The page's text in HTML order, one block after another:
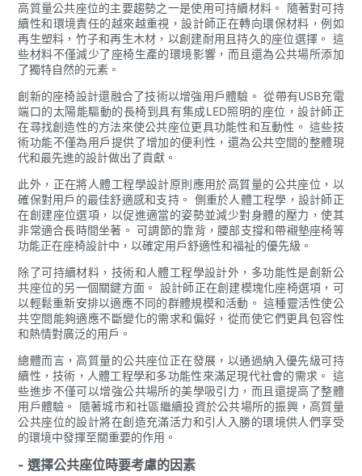
高質量公共座位的主要趨勢之一是使用可持續材料。 隨著對可持
續性和環境責任的越來越重視，設計師正在轉向環保材料，例如
再生塑料，竹子和再生木材，以創建耐用且持久的座位選擇。 這
些材料不僅減少了座椅生產的環境影響，而且還為公共場所添加
了獨特自然的元素。
創新的座椅設計還融合了技術以增強用戶體驗。 從帶有USB充電
端口的太陽能驅動的長椅到具有集成LED照明的座位，設計師正
在尋找創造性的方法來使公共座位更具功能性和互動性。 這些技
術功能不僅為用戶提供了增加的便利性，還為公共空間的整體現
代和最先進的設計做出了貢獻。
此外，正在將人體工程學設計原則應用於高質量的公共座位，以
確保對用戶的最佳舒適感和支持。 側重於人體工程學，設計師正
在創建座位選項，以促進適當的姿勢並減少對身體的壓力，使其
非常適合長時間坐著。 可調節的靠背，腰部支撐和帶襯墊座椅等
功能正在座椅設計中，以確定用戶舒適性和福祉的優先級。
除了可持續材料，技術和人體工程學設計外，多功能性是創新公
共座位的另一個關鍵方面。 設計師正在創建模塊化座椅選項，可
以輕鬆重新安排以適應不同的群體規模和活動。 這種靈活性使公
共空間能夠適應不斷變化的需求和偏好，從而使它們更具包容性
和熱情對廣泛的用戶。
總體而言，高質量的公共座位正在發展，以通過納入優先級可持
續性，技術，人體工程學和多功能性來滿足現代社會的需求。 這
些進步不僅可以增強公共場所的美學吸引力，而且還提高了整體
用戶體驗。 隨著城市和社區繼續投資於公共場所的振興，高質量
公共座位的設計將在創造充滿活力和引人入勝的環境供人們享受
的環境中發揮至關重要的作用。
- 選擇公共座位時要考慮的因素